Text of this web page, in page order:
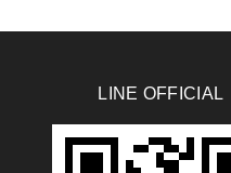
LINE OFFICIAL